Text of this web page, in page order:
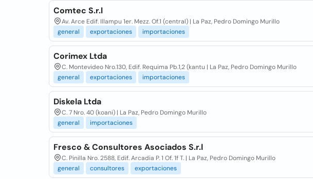
Comtec S.r.l
Av. Arce Edif. Illampu 1er. Mezz. Of.1 (central) | La Paz, Pedro Domingo Murillo
general
exportaciones importaciones
Corimex Ltda
C. Montevideo Nro.130, Edif. Requima Pb.1,2 (kantu | La Paz, Pedro Domingo Murillo
general
exportaciones importaciones
Diskela Ltda
C. 7 Nro. 40 (koani) | La Paz, Pedro Domingo Murillo
general
importaciones
Fresco & Consultores Asociados S.r.l
C. Pinilla Nro. 2588, Edif. Arcadia P. 1 Of. 1f T. | La Paz, Pedro Domingo Murillo
general
consultores exportaciones